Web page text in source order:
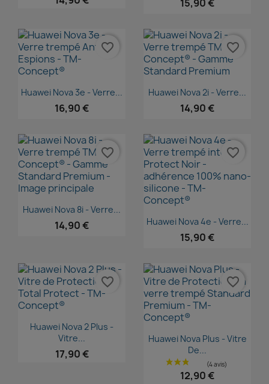
15,90 €
Aperçu rapide
Huawei Nova 3e - Verre...
16,90 €
favorite_border
Aperçu rapide
Huawei Nova 2i - Verre...
14,90 €
favorite_border
Aperçu rapide
Huawei Nova 8i - Verre...
14,90 €
favorite_border
Aperçu rapide
Huawei Nova 4e - Verre...
15,90 €
favorite_border
Aperçu rapide
Huawei Nova 2 Plus -
Vitre...
17,90 €
favorite_border
Aperçu rapide
Huawei Nova Plus - Vitre
De...
12,90 €
favorite_border